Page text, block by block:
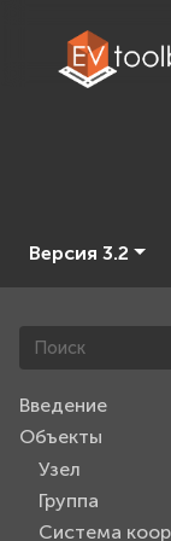
Версия 3.2
Введение
Объекты
Узел
Группа
Система